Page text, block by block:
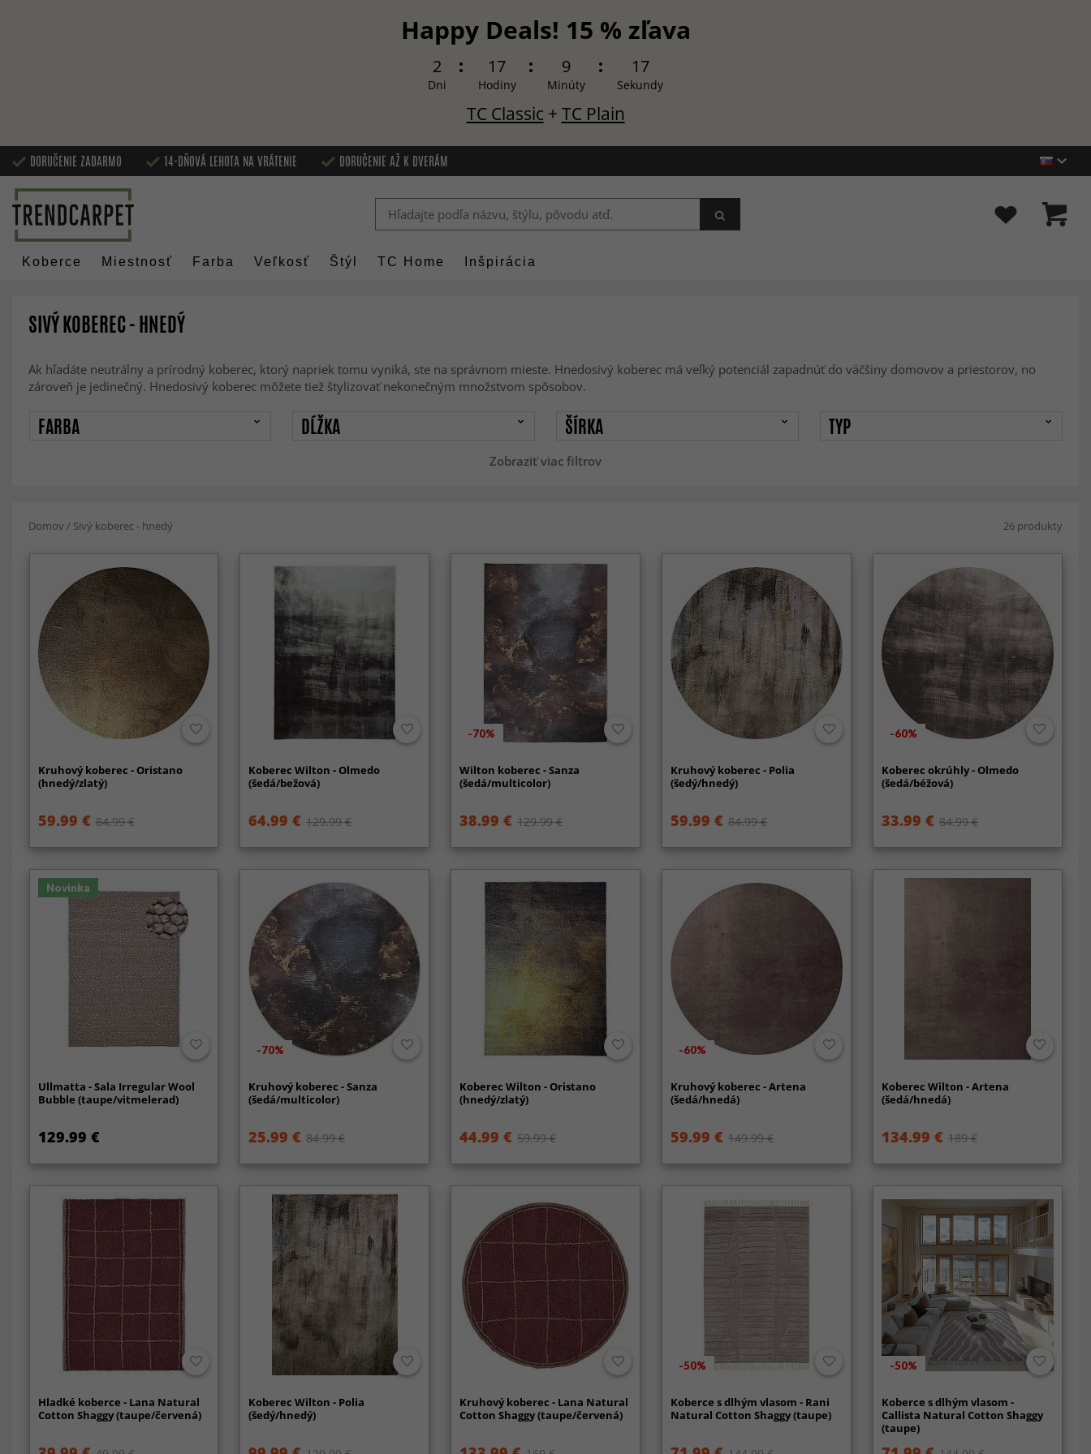
Happy Deals! 15 % zľava
2
Dni
17
Hodiny
9
Minúty
15
Sekundy
TC Classic + TC Plain
DORUČENIE ZADARMO 14-DŇOVÁ LEHOTA NA VRÁTENIE DORUČENIE AŽ K DVERÁM
Koberce Miestnosť Farba Veľkosť Štýl TC Home Inšpirácia
SIVÝ KOBEREC - HNEDÝ
Ak hľadáte neutrálny a prírodný koberec, ktorý napriek tomu vyniká, ste na správnom mieste. Hnedosivý koberec má veľký potenciál zapadnúť do väčšiny domovov a priestorov, no
zároveň je jedinečný. Hnedosivý koberec môžete tiež štylizovať nekonečným množstvom spôsobov.
Zobraziť viac filtrov
FARBA DĹŽKA ŠÍRKA TYP
Domov / Sivý koberec - hnedý 26 produkty
Kruhový koberec - Oristano
(hnedý/zlatý)
59.99 € 84.99 €
Koberec Wilton - Olmedo
(šedá/bežová)
64.99 € 129.99 €
-70%
Wilton koberec - Sanza
(šedá/multicolor)
38.99 € 129.99 €
Kruhový koberec - Polia
(šedý/hnedý)
59.99 € 84.99 €
-60%
Koberec okrúhly - Olmedo
(šedá/béžová)
33.99 € 84.99 €
Novinka
Ullmatta - Sala Irregular Wool
Bubble (taupe/vitmelerad)
129.99 €
-70%
Kruhový koberec - Sanza
(šedá/multicolor)
25.99 € 84.99 €
Koberec Wilton - Oristano
(hnedý/zlatý)
44.99 € 59.99 €
-60%
Kruhový koberec - Artena
(šedá/hnedá)
59.99 € 149.99 €
Koberec Wilton - Artena
(šedá/hnedá)
134.99 € 189 €
Hladké koberce - Lana Natural
Cotton Shaggy (taupe/červená)
Koberec Wilton - Polia
(šedý/hnedý)
Kruhový koberec - Lana Natural
Cotton Shaggy (taupe/červená)
-50%
Koberce s dlhým vlasom - Rani
Natural Cotton Shaggy (taupe)
-50%
Koberce s dlhým vlasom -
Callista Natural Cotton Shaggy
(taupe)